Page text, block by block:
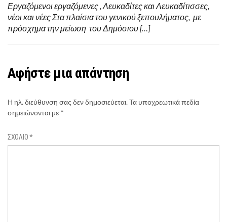
Εργαζόμενοι εργαζόμενες , Λευκαδίτες και Λευκαδίτισσες,
νέοι και νέες Στα πλαίσια του γενικού ξεπουλήματος, με
πρόσχημα την μείωση του Δημόσιου […]
Αφήστε μια απάντηση
Η ηλ. διεύθυνση σας δεν δημοσιεύεται.Τα υποχρεωτικά πεδία
σημειώνονται με *
ΣΧΌΛΙΟ*